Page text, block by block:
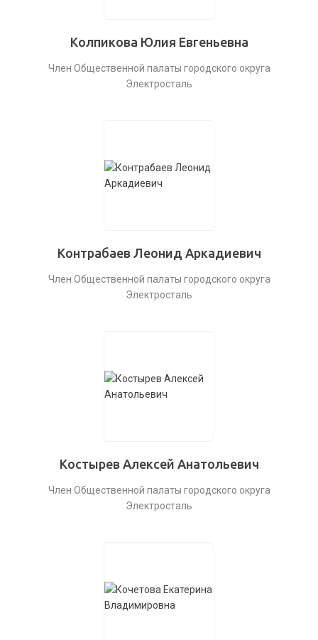
Колпикова Юлия Евгеньевна
Член Общественной палаты городского округа
Электросталь
Контрабаев Леонид Аркадиевич
Член Общественной палаты городского округа
Электросталь
Костырев Алексей Анатольевич
Член Общественной палаты городского округа
Электросталь